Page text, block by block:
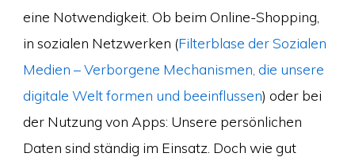
eine Notwendigkeit. Ob beim Online-Shopping,
in sozialen Netzwerken (Filterblase der Sozialen
Medien – Verborgene Mechanismen, die unsere
digitale Welt formen und beeinflussen) oder bei
der Nutzung von Apps: Unsere persönlichen
Daten sind ständig im Einsatz. Doch wie gut